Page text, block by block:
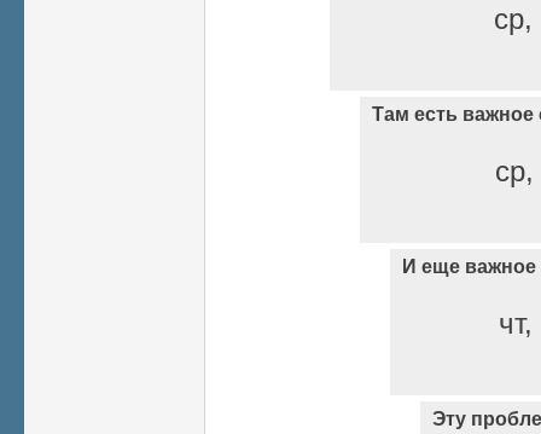
Там есть важное
И еще важное
Эту